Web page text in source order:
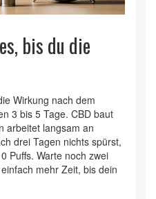
bis du die
Wirkung nach dem
3 bis 5 Tage. CBD baut
arbeitet langsam an
drei Tagen nichts spürst,
Puffs. Warte noch zwei
mehr Zeit, bis dein